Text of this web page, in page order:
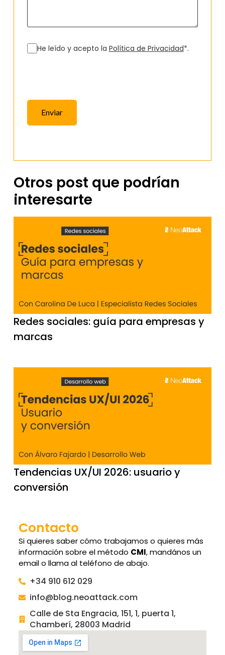
He leído y acepto la Política de Privacidad*.
Enviar
Otros post que podrían
interesarte
Redes sociales: guía para empresas y
marcas
Tendencias UX/UI 2026: usuario y
conversión
Contacto
Si quieres saber cómo trabajamos o quieres más
información sobre el método CMI, mandános un
email o llama al teléfono de abajo.
+34 910 612 029
info@blog.neoattack.com
Calle de Sta Engracia, 151, 1, puerta 1,
Chamberí, 28003 Madrid